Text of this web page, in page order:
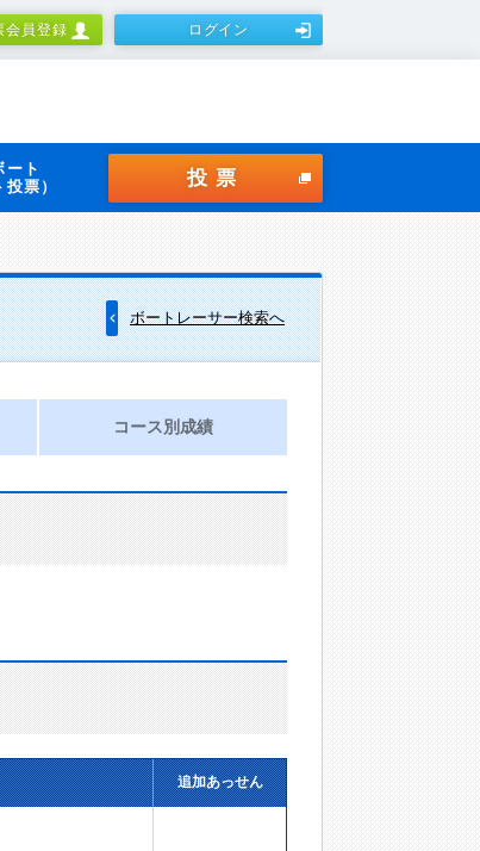
会員登録 ログイン
ート
投票）
投票
ボートレーサー検索へ
コース別成績
追加あっせん